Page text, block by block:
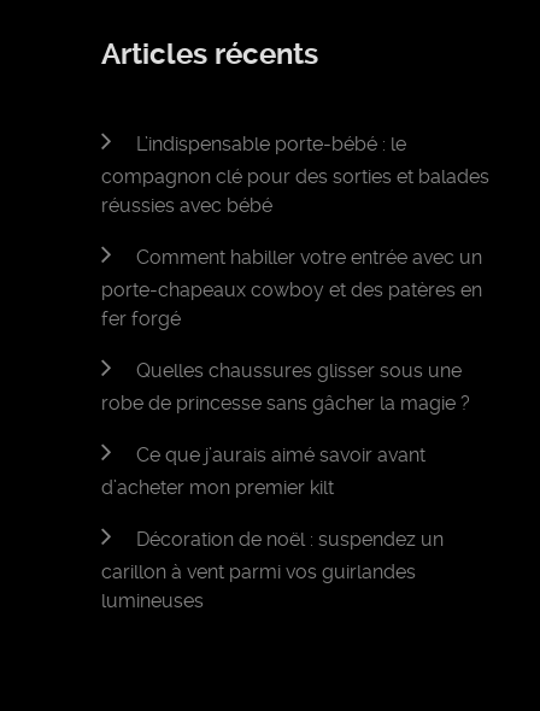
Articles récents
L’indispensable porte-bébé : le
compagnon clé pour des sorties et balades
réussies avec bébé
Comment habiller votre entrée avec un
porte-chapeaux cowboy et des patères en
fer forgé
Quelles chaussures glisser sous une
robe de princesse sans gâcher la magie ?
Ce que j’aurais aimé savoir avant
d’acheter mon premier kilt
Décoration de noël : suspendez un
carillon à vent parmi vos guirlandes
lumineuses